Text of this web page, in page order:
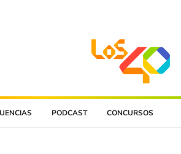
PODCAST CONCURSOS